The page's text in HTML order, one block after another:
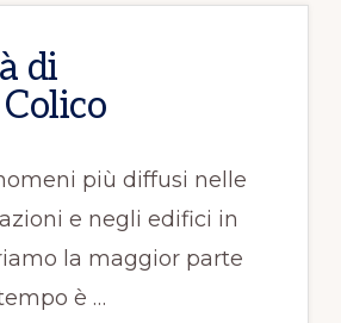
di
più diffusi nelle
e negli edifici in
la maggior parte
è …